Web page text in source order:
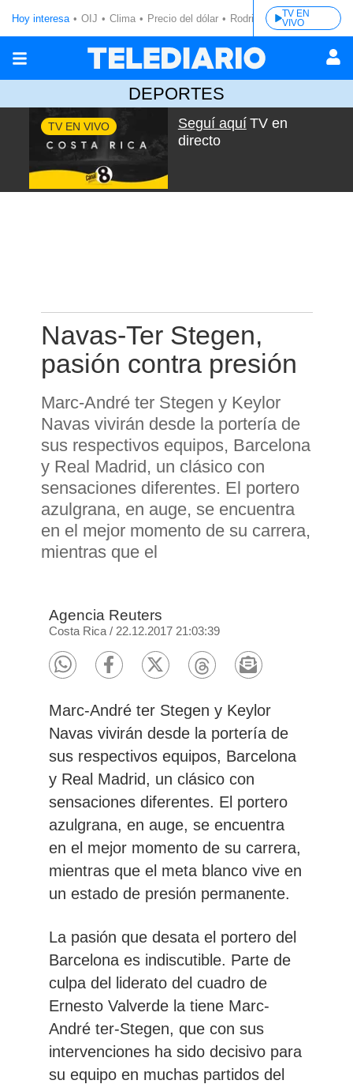
Hoy interesa OIJ Clima Precio del dólar Rodrigo Chaves
TV EN
VIVO
DEPORTES
Seguí aquí TV en
directo
TV EN VIVO
Navas-Ter Stegen,
pasión contra presión
Marc-André ter Stegen y Keylor
Navas vivirán desde la portería de
sus respectivos equipos, Barcelona
y Real Madrid, un clásico con
sensaciones diferentes. El portero
azulgrana, en auge, se encuentra
en el mejor momento de su carrera,
mientras que el
Agencia Reuters
Costa Rica/ 22.12.2017 21:03:39
Marc-André ter Stegen y Keylor
Navas vivirán desde la portería de
sus respectivos equipos, Barcelona
y Real Madrid, un clásico con
sensaciones diferentes. El portero
azulgrana, en auge, se encuentra
en el mejor momento de su carrera,
mientras que el meta blanco vive en
un estado de presión permanente.
La pasión que desata el portero del
Barcelona es indiscutible. Parte de
culpa del liderato del cuadro de
Ernesto Valverde la tiene Marc-
André ter-Stegen, que con sus
intervenciones ha sido decisivo para
su equipo en muchas partidos del